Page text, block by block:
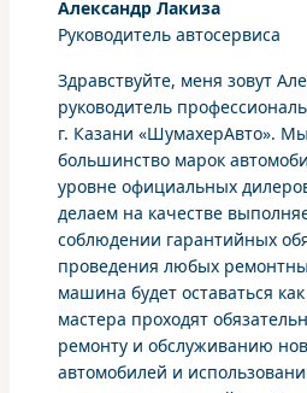
Александр Лакиза
Руководитель автосервиса
Здравствуйте, меня зовут
руководитель
г. Казани «ШумахерАвто».
большинство марок
уровне официальных
делаем на качестве
соблюдении гарантийных
проведения любых
машина будет оставаться
мастера проходят
ремонту и обслуживанию
автомобилей и